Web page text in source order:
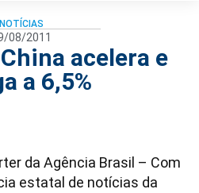
NOTÍCIAS
08/2011
acelera e
a 6,5%
da Agência Brasil – Com
estatal de notícias da